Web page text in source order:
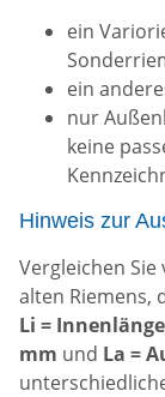
ein
ein
nur
keine
Hinweis zur
Vergleichen
alten Riemens,
Li =
mm und La =